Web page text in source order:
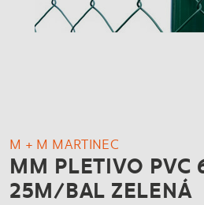
M + M MARTINEC
MM PLETIVO PVC
25M/BAL ZELENÁ